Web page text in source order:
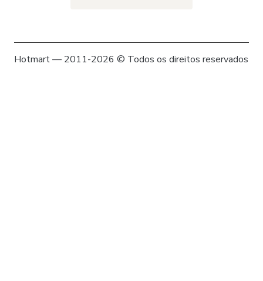
Hotmart — 2011-2026 © Todos os direitos reservados